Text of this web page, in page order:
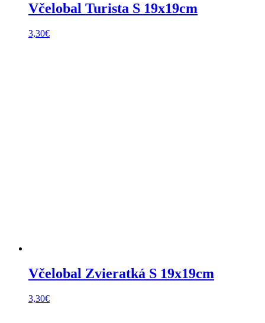
Včelobal Turista S 19x19cm
3,30€
Včelobal Zvieratká S 19x19cm
3,30€